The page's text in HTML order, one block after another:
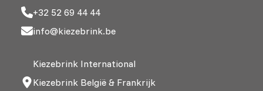
+32 52 69 44 44
info@kiezebrink.be
Kiezebrink International
Kiezebrink België & Frankrijk